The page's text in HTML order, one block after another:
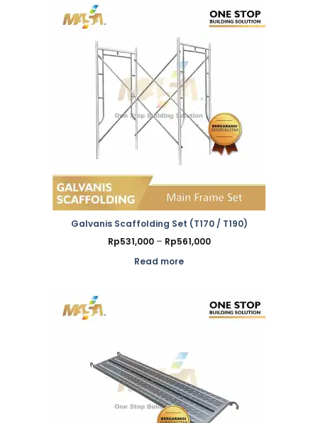
Galvanis Scaffolding Set (T170 / T190)
Rp531,000 – Rp561,000Price
Read more